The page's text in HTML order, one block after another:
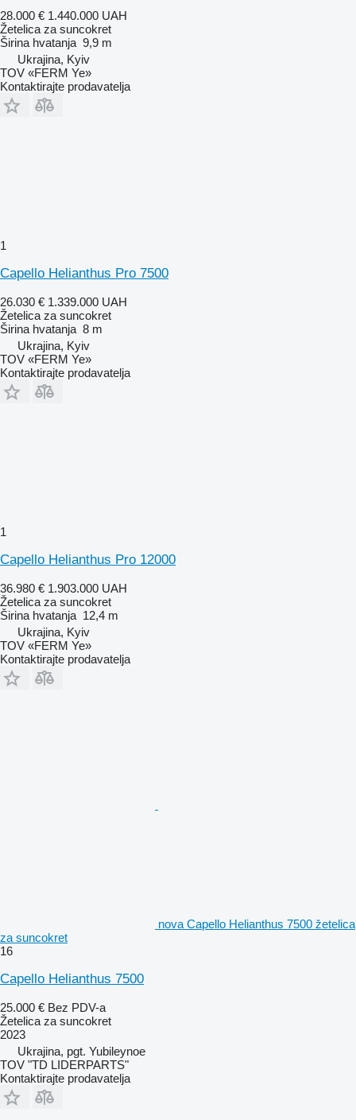
28.000 € 1.440.000 UAH
Žetelica za suncokret
Širina hvatanja 9,9 m
Ukrajina, Kyiv
TOV «FERM Ye»
Kontaktirajte prodavatelja
1
Capello Helianthus Pro 7500
26.030 € 1.339.000 UAH
Žetelica za suncokret
Širina hvatanja 8 m
Ukrajina, Kyiv
TOV «FERM Ye»
Kontaktirajte prodavatelja
1
Capello Helianthus Pro 12000
36.980 € 1.903.000 UAH
Žetelica za suncokret
Širina hvatanja 12,4 m
Ukrajina, Kyiv
TOV «FERM Ye»
Kontaktirajte prodavatelja
nova Capello Helianthus 7500 žetelica
za suncokret
16
Capello Helianthus 7500
25.000 € Bez PDV-a
Žetelica za suncokret
2023
Ukrajina, pgt. Yubileynoe
TOV "TD LIDERPARTS"
Kontaktirajte prodavatelja